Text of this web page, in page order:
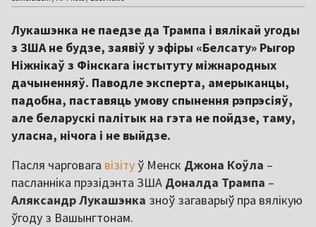
Лукашэнка не паедзе да Трампа і вялікай угоды
з ЗША не будзе, заявіў у эфіры «Белсату» Рыгор
Ніжнікаў з Фінскага інстытуту міжнародных
дачыненняў. Паводле эксперта, амерыканцы,
падобна, паставяць умову спынення рэпрэсіяў,
але беларускі палітык на гэта не пойдзе, таму,
уласна, нічога і не выйдзе.
Пасля чарговага візітуў Менск Джона Коўла –
пасланніка прэзідэнта ЗША Доналда Трампа –
АляксандрЛукашэнка зноў загаварыў пра вялікую
ўгоду з Вашынгтонам.